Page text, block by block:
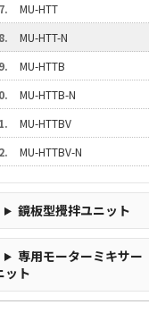
MU-HTT
MU-HTT-N
MU-HTTB
MU-HTTB-N
MU-HTTBV
MU-HTTBV-N
鏡板型攪拌ユニット
専用モーターミキサー
ット